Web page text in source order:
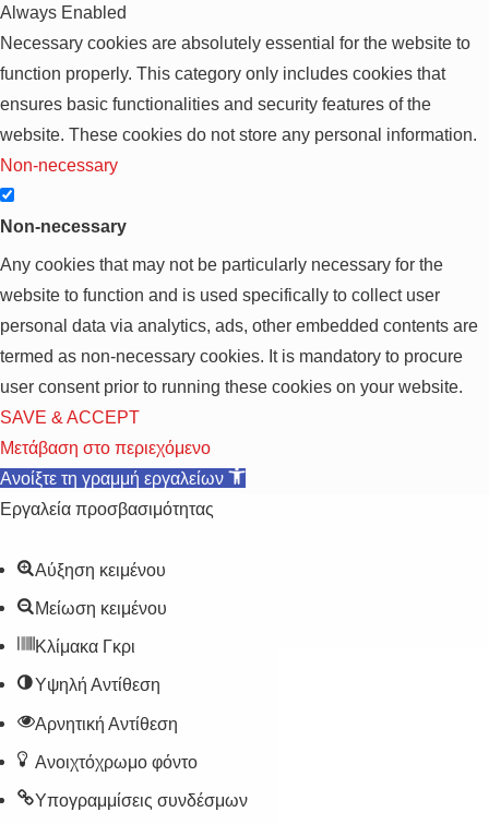
Always Enabled
Necessary cookies are absolutely essential for the website to
function properly. This category only includes cookies that
ensures basic functionalities and security features of the
website. These cookies do not store any personal information.
Non-necessary
Non-necessary
Any cookies that may not be particularly necessary for the
website to function and is used specifically to collect user
personal data via analytics, ads, other embedded contents are
termed as non-necessary cookies. It is mandatory to procure
user consent prior to running these cookies on your website.
SAVE & ACCEPT
Μετάβαση στο περιεχόμενο
Ανοίξτε τη γραμμή εργαλείων
Εργαλεία προσβασιμότητας
Αύξηση κειμένου
Μείωση κειμένου
Κλίμακα Γκρι
Υψηλή Αντίθεση
Αρνητική Αντίθεση
Ανοιχτόχρωμο φόντο
Υπογραμμίσεις συνδέσμων